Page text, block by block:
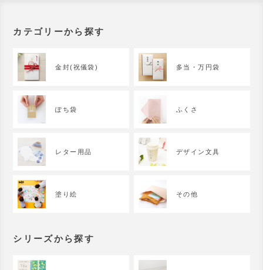
カテゴリーから探す
金封(祝儀袋) 多当・万円袋
ぽち袋 ふくさ
レター用品 デザイン文具
塗り絵 その他
シリーズから探す